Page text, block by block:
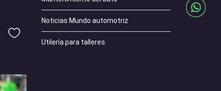
Noticias Mundo automotriz
Utilería para talleres